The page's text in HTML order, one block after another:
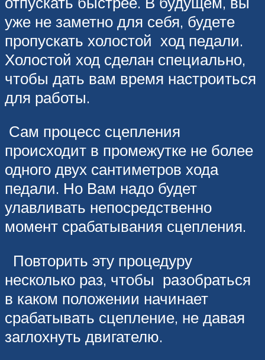
уже не заметно для себя, будете
пропускать холостой ход педали.
Холостой ход сделан специально,
чтобы дать вам время настроиться
для работы.
Сам процесс сцепления
происходит в промежутке не более
одного двух сантиметров хода
педали. Но Вам надо будет
улавливать непосредственно
момент срабатывания сцепления.
Повторить эту процедуру
несколько раз, чтобы разобраться
в каком положении начинает
срабатывать сцепление, не давая
заглохнуть двигателю.